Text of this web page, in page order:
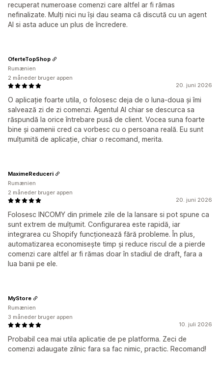
recuperat numeroase comenzi care altfel ar fi rămas
nefinalizate. Mulți nici nu își dau seama că discută cu un agent
AI si asta aduce un plus de încredere.
20. juni 2026
O aplicație foarte utila, o folosesc deja de o luna-doua și îmi
salvează zi de zi comenzi. Agentul AI chiar se descurca sa
răspundă la orice întrebare pusă de client. Vocea suna foarte
bine și oamenii cred ca vorbesc cu o persoana reală. Eu sunt
mulțumită de aplicație, chiar o recomand, merita.
OferteTopShop
Rumænien
2 måneder bruger appen
20. juni 2026
Folosesc INCOMY din primele zile de la lansare si pot spune ca
sunt extrem de mulțumit. Configurarea este rapidă, iar
integrarea cu Shopify funcționează fără probleme. În plus,
automatizarea economisește timp și reduce riscul de a pierde
comenzi care altfel ar fi rămas doar în stadiul de draft, fara a
lua banii pe ele.
MaximeReduceri
Rumænien
2 måneder bruger appen
10. juli 2026
Probabil cea mai utila aplicatie de pe platforma. Zeci de
comenzi adaugate zilnic fara sa fac nimic, practic. Recomand!
MyStore
Rumænien
3 måneder bruger appen